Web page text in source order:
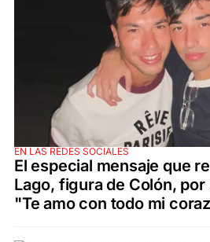
EN LAS REDES SOCIALES
El especial mensaje que
Lago, figura de Colón,
"Te amo con todo mi